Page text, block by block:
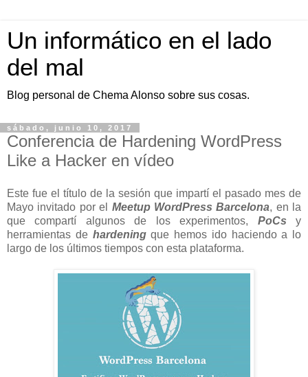
Un informático en el lado
del mal
Blog personal de Chema Alonso sobre sus cosas.
sábado, junio 10, 2017
Conferencia de Hardening WordPress
Like a Hacker en vídeo
Este fue el título de la sesión que impartí el pasado mes de
Mayo invitado por el Meetup WordPress Barcelona, en la
que compartí algunos de los experimentos, PoCs y
herramientas de hardeningque hemos ido haciendo a lo
largo de los últimos tiempos con esta plataforma.